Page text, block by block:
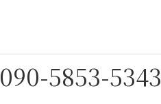
090-5853-5343